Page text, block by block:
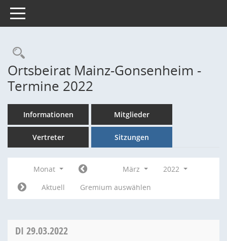
Toggle navigation
Rechercheauswahl
Ortsbeirat Mainz-Gonsenheim -
Termine 2022
Informationen Mitglieder
Vertreter Sitzungen
Monat März
2022
Aktuell
Gremium auswählen
DI 29.03.2022